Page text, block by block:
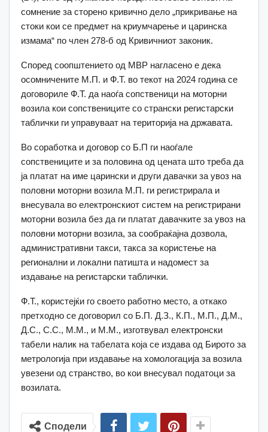
сомнение за сторено кривично дело „прикривање на
стоки кои се предмет на криумчарење и царинска
измама“ по член 278-б од Кривичниот законик.
Според соопштението од МВР нагласено е дека
осомничените М.П. и Ф.Т. во текот на 2024 година се
договориле Ф.Т. да наоѓа сопственици на моторни
возила кои сопствениците со странски регистарски
таблички ги управуваат на територија на државата.
Во соработка и договор со Б.П ги наоѓале
сопствениците и за половина од цената што треба да
jа платат на име царински и други давачки за увоз на
половни моторни возила М.П. ги регистрирала и
внесувала во електронскиот систем на регистрирани
моторни возила без да ги платат давачките за увоз на
половни моторни возила, за сообраќајна дозвола,
административни такси, такса за користење на
регионални и локални патишта и надомест за
издавање на регистарски таблички.
Ф.Т., користејќи го своето работно место, а откако
претходно се договорил со Б.П. Д.З., К.П., М.П., Д.М.,
Д.С., С.С., М.М., и М.М., изготвувал електронски
табели налик на табелата која се издава од Бирото за
метрологија при издавање на хомологација за возила
увезени од странство, во кои внесувал податоци за
возилата.
Сподели